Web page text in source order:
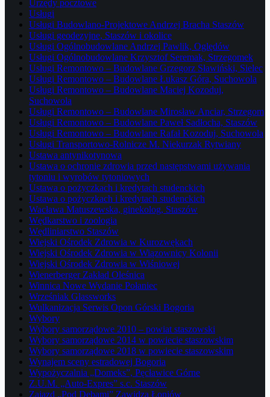
Urzędy pocztowe
Usługi
Usługi Budowlano-Projektowe Andrzej Bracha Staszów
Usługi geodezyjne, Staszów i okolice
Usługi Ogólnobudowlane Andrzej Pawlik, Oględów
Usługi Ogólnobudowlane Krzysztof Seremak, Strzegomek
Usługi Remontowo – Budowlane Grzegorz Sławiński, Sielec
Usługi Remontowo – Budowlane Łukasz Góra, Suchowola
Usługi Remontowo – Budowlane Maciej Kozoduj,
Suchowola
Usługi Remontowo – Budowlane Mirosław Anciar, Strzegom
Usługi Remontowo – Budowlane Paweł Sadłocha, Staszów
Usługi Remontowo – Budowlane Rafał Kozoduj, Suchowola
Usługi Transportowo-Rolnicze M. Niekurzak Rytwiany
Ustawa antynikotynowa
Ustawa o ochronie zdrowia przed następstwami używania
tytoniu i wyrobów tytoniowych
Ustawa o pożyczkach i kredytach studenckich
Ustawa o pożyczkach i kredytach studenckich
Wacława Matuszewska, ginekolog, Staszów
Wędkarstwo i zoologia
Wędliniarstwo Staszów
Wiejski Ośrodek Zdrowia w Kurozwękach
Wiejski Ośrodek Zdrowia w Wiązownicy Kolonii
Wiejski Ośrodek Zdrowia w Wiśniowej
Wienerberger Zakład Oleśnica
Winnica Nowe Wydanie Połaniec
Wrześniak Glassworks
Wulkanizacja Serwis Opon Górski Bogoria
Wybory
Wybory samorządowe 2010 – powiat staszowski
Wybory samorządowe 2014 w powiecie staszowskim
Wybory samorządowe 2018 w powiecie staszowskim
Wynajem sceny estradowej Bogoria
Wypożyczalnia „Domeks”, Pęcławice Górne
Z.U.M. „Auto-Expres” s.c. Staszów
Zajazd „Pod Dębami” Zawidza Łoniów